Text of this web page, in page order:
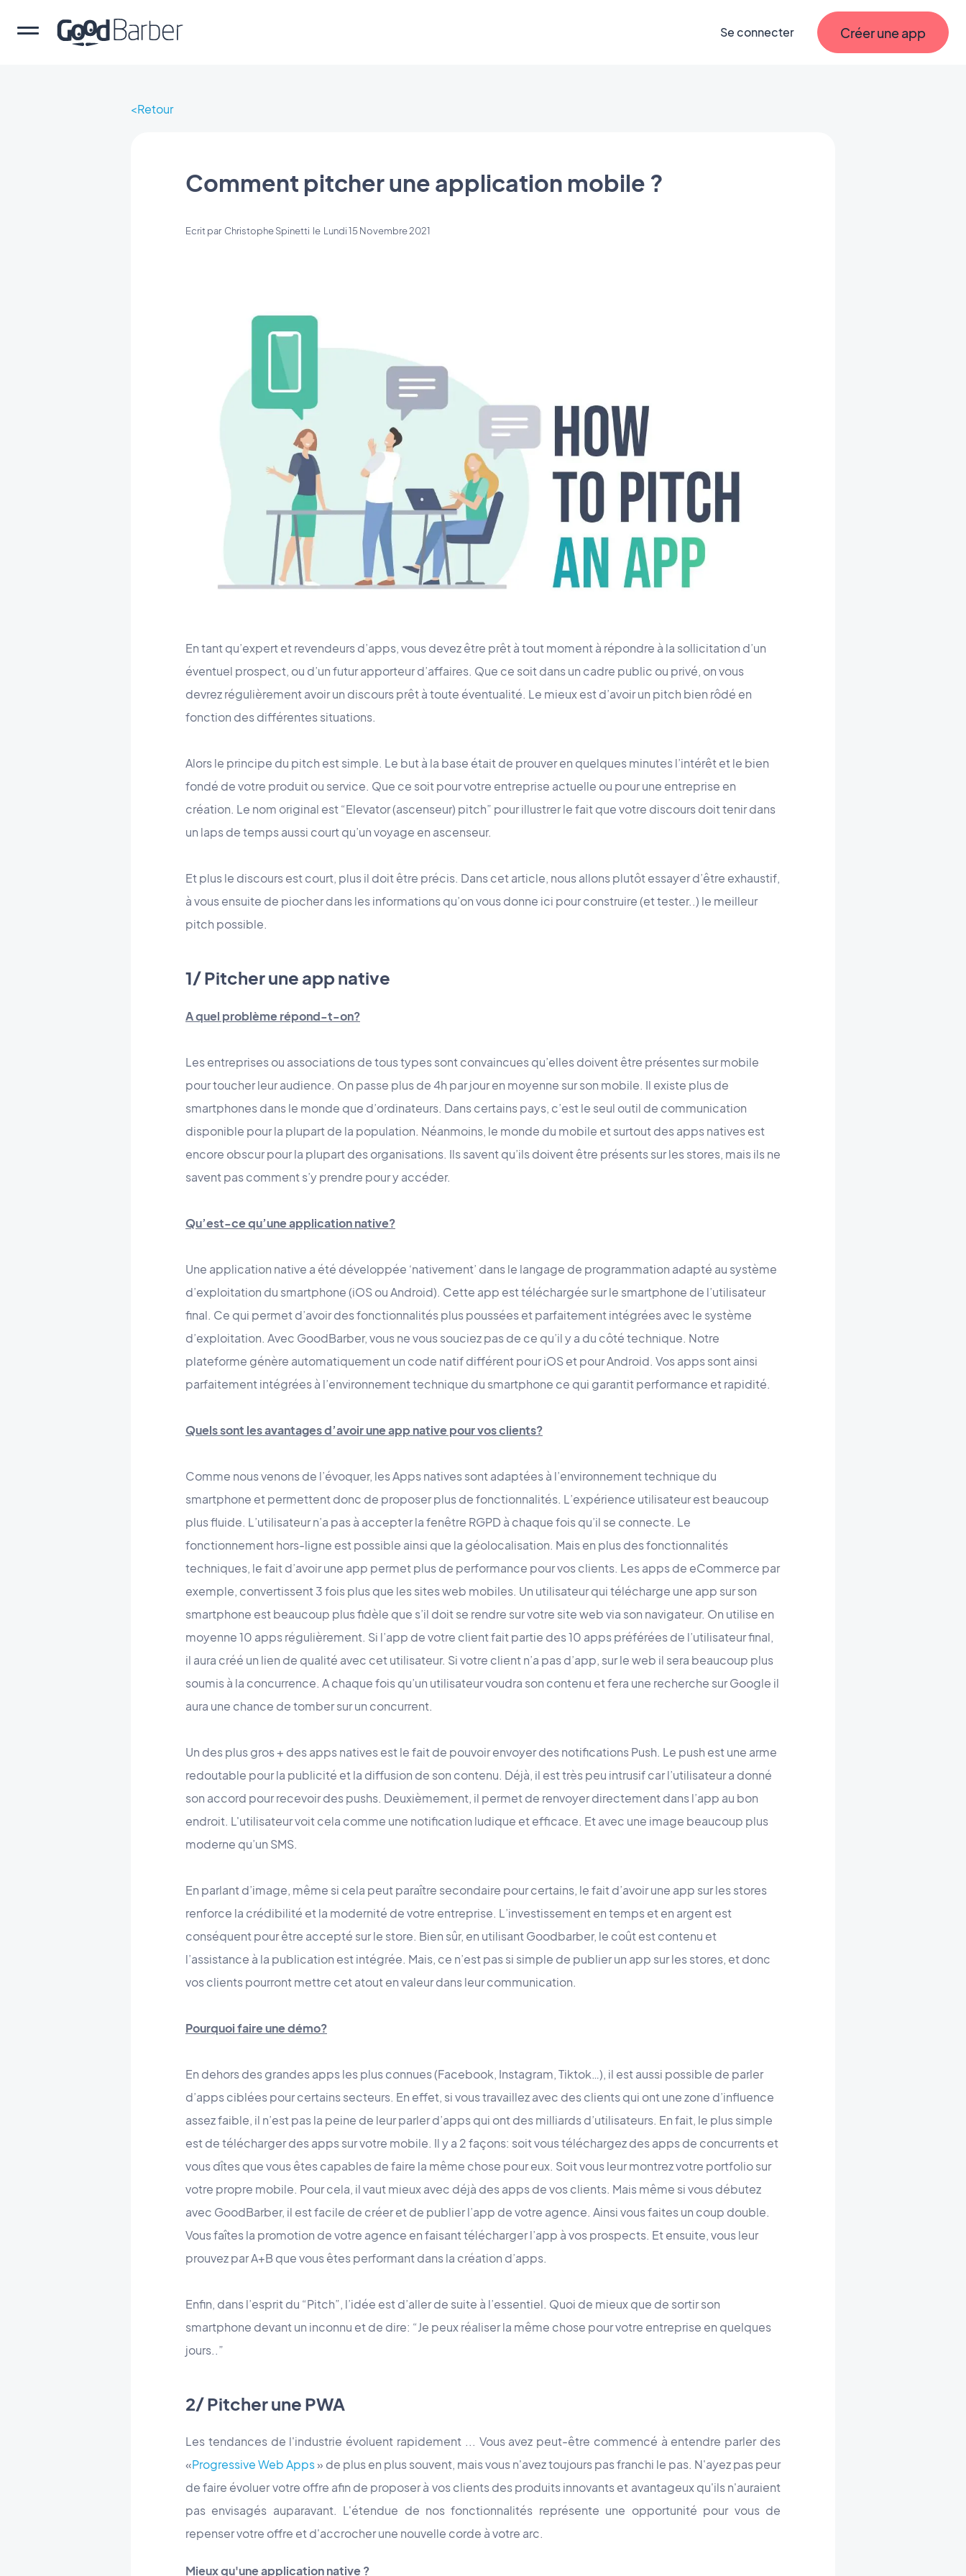
Se connecter Créer une app
Retour
Comment pitcher une application mobile ?
Ecrit par Christophe Spinetti le Lundi 15 Novembre 2021
En tant qu’expert et revendeurs d’apps, vous devez être prêt à tout moment à répondre à la sollicitation d’un
éventuel prospect, ou d’un futur apporteur d’affaires. Que ce soit dans un cadre public ou privé, on vous
devrez régulièrement avoir un discours prêt à toute éventualité. Le mieux est d’avoir un pitch bien rôdé en
fonction des différentes situations.
Alors le principe du pitch est simple. Le but à la base était de prouver en quelques minutes l’intérêt et le bien
fondé de votre produit ou service. Que ce soit pour votre entreprise actuelle ou pour une entreprise en
création. Le nom original est “Elevator (ascenseur) pitch” pour illustrer le fait que votre discours doit tenir dans
un laps de temps aussi court qu’un voyage en ascenseur.
Et plus le discours est court, plus il doit être précis. Dans cet article, nous allons plutôt essayer d’être exhaustif,
à vous ensuite de piocher dans les informations qu’on vous donne ici pour construire (et tester..) le meilleur
pitch possible.
1/ Pitcher une app native
A quel problème répond-t-on?
Les entreprises ou associations de tous types sont convaincues qu’elles doivent être présentes sur mobile
pour toucher leur audience. On passe plus de 4h par jour en moyenne sur son mobile. Il existe plus de
smartphones dans le monde que d’ordinateurs. Dans certains pays, c’est le seul outil de communication
disponible pour la plupart de la population. Néanmoins, le monde du mobile et surtout des apps natives est
encore obscur pour la plupart des organisations. Ils savent qu’ils doivent être présents sur les stores, mais ils ne
savent pas comment s’y prendre pour y accéder.
Qu’est-ce qu’une application native?
Une application native a été développée ‘nativement’ dans le langage de programmation adapté au système
d’exploitation du smartphone (iOS ou Android). Cette app est téléchargée sur le smartphone de l’utilisateur
final. Ce qui permet d’avoir des fonctionnalités plus poussées et parfaitement intégrées avec le système
d’exploitation. Avec GoodBarber, vous ne vous souciez pas de ce qu’il y a du côté technique. Notre
plateforme génère automatiquement un code natif différent pour iOS et pour Android. Vos apps sont ainsi
parfaitement intégrées à l’environnement technique du smartphone ce qui garantit performance et rapidité.
Quels sont les avantages d’avoir une app native pour vos clients?
Comme nous venons de l’évoquer, les Apps natives sont adaptées à l’environnement technique du
smartphone et permettent donc de proposer plus de fonctionnalités. L’expérience utilisateur est beaucoup
plus fluide. L’utilisateur n’a pas à accepter la fenêtre RGPD à chaque fois qu’il se connecte. Le
fonctionnement hors-ligne est possible ainsi que la géolocalisation. Mais en plus des fonctionnalités
techniques, le fait d’avoir une app permet plus de performance pour vos clients. Les apps de eCommerce par
exemple, convertissent 3 fois plus que les sites web mobiles. Un utilisateur qui télécharge une app sur son
smartphone est beaucoup plus fidèle que s’il doit se rendre sur votre site web via son navigateur. On utilise en
moyenne 10 apps régulièrement. Si l’app de votre client fait partie des 10 apps préférées de l’utilisateur final,
il aura créé un lien de qualité avec cet utilisateur. Si votre client n’a pas d’app, sur le web il sera beaucoup plus
soumis à la concurrence. A chaque fois qu’un utilisateur voudra son contenu et fera une recherche sur Google il
aura une chance de tomber sur un concurrent.
Un des plus gros + des apps natives est le fait de pouvoir envoyer des notifications Push. Le push est une arme
redoutable pour la publicité et la diffusion de son contenu. Déjà, il est très peu intrusif car l’utilisateur a donné
son accord pour recevoir des pushs. Deuxièmement, il permet de renvoyer directement dans l’app au bon
endroit. L'utilisateur voit cela comme une notification ludique et efficace. Et avec une image beaucoup plus
moderne qu’un SMS.
En parlant d’image, même si cela peut paraître secondaire pour certains, le fait d’avoir une app sur les stores
renforce la crédibilité et la modernité de votre entreprise. L’investissement en temps et en argent est
conséquent pour être accepté sur le store. Bien sûr, en utilisant Goodbarber, le coût est contenu et
l’assistance à la publication est intégrée. Mais, ce n’est pas si simple de publier un app sur les stores, et donc
vos clients pourront mettre cet atout en valeur dans leur communication.
Pourquoi faire une démo?
En dehors des grandes apps les plus connues (Facebook, Instagram, Tiktok…), il est aussi possible de parler
d’apps ciblées pour certains secteurs. En effet, si vous travaillez avec des clients qui ont une zone d’influence
assez faible, il n’est pas la peine de leur parler d’apps qui ont des milliards d’utilisateurs. En fait, le plus simple
est de télécharger des apps sur votre mobile. Il y a 2 façons: soit vous téléchargez des apps de concurrents et
vous dîtes que vous êtes capables de faire la même chose pour eux. Soit vous leur montrez votre portfolio sur
votre propre mobile. Pour cela, il vaut mieux avec déjà des apps de vos clients. Mais même si vous débutez
avec GoodBarber, il est facile de créer et de publier l’app de votre agence. Ainsi vous faites un coup double.
Vous faîtes la promotion de votre agence en faisant télécharger l’app à vos prospects. Et ensuite, vous leur
prouvez par A+B que vous êtes performant dans la création d’apps.
Enfin, dans l’esprit du “Pitch”, l’idée est d’aller de suite à l’essentiel. Quoi de mieux que de sortir son
smartphone devant un inconnu et de dire: “Je peux réaliser la même chose pour votre entreprise en quelques
jours..”
2/ Pitcher une PWA
Les tendances de l'industrie évoluent rapidement ... Vous avez peut-être commencé à entendre parler des
«Progressive Web Apps» de plus en plus souvent, mais vous n'avez toujours pas franchi le pas. N'ayez pas peur
de faire évoluer votre offre afin de proposer à vos clients des produits innovants et avantageux qu'ils n'auraient
pas envisagés auparavant. L'étendue de nos fonctionnalités représente une opportunité pour vous de
repenser votre offre et d'accrocher une nouvelle corde à votre arc.
Mieux qu'une application native ?